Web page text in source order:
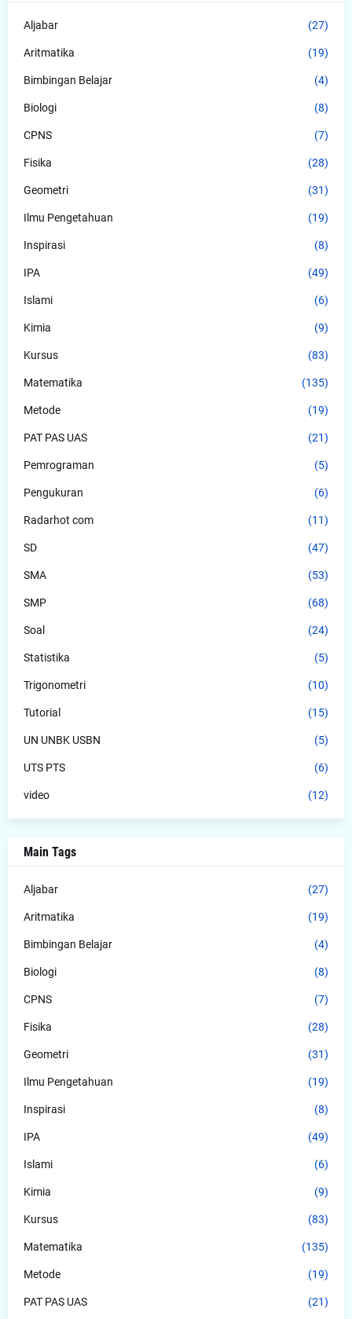
Aljabar (27)
Aritmatika (19)
Bimbingan Belajar (4)
Biologi (8)
CPNS (7)
Fisika (28)
Geometri (31)
Ilmu Pengetahuan (19)
Inspirasi (8)
IPA (49)
Islami (6)
Kimia (9)
Kursus (83)
Matematika (135)
Metode (19)
PAT PAS UAS (21)
Pemrograman (5)
Pengukuran (6)
Radarhot com (11)
SD (47)
SMA (53)
SMP (68)
Soal (24)
Statistika (5)
Trigonometri (10)
Tutorial (15)
UN UNBK USBN (5)
UTS PTS (6)
video (12)
Main Tags
Aljabar (27)
Aritmatika (19)
Bimbingan Belajar (4)
Biologi (8)
CPNS (7)
Fisika (28)
Geometri (31)
Ilmu Pengetahuan (19)
Inspirasi (8)
IPA (49)
Islami (6)
Kimia (9)
Kursus (83)
Matematika (135)
Metode (19)
PAT PAS UAS (21)